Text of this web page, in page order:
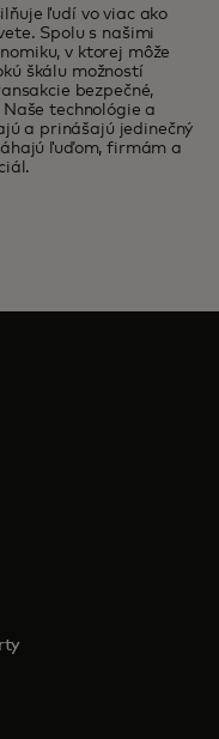
ľudí vo viac ako
Spolu s našimi
v ktorej môže
škálu možností
bezpečné,
technológie a
a prinášajú jedinečný
ľuďom, firmám a